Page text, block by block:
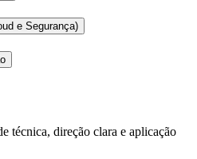
e Segurança)
técnica, direção clara e aplicação